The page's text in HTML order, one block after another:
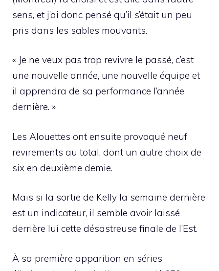
sens, et j’ai donc pensé qu’il s’était un peu
pris dans les sables mouvants.
« Je ne veux pas trop revivre le passé, c’est
une nouvelle année, une nouvelle équipe et
il apprendra de sa performance l’année
dernière. »
Les Alouettes ont ensuite provoqué neuf
revirements au total, dont un autre choix de
six en deuxième demie.
Mais si la sortie de Kelly la semaine dernière
est un indicateur, il semble avoir laissé
derrière lui cette désastreuse finale de l’Est.
À sa première apparition en séries